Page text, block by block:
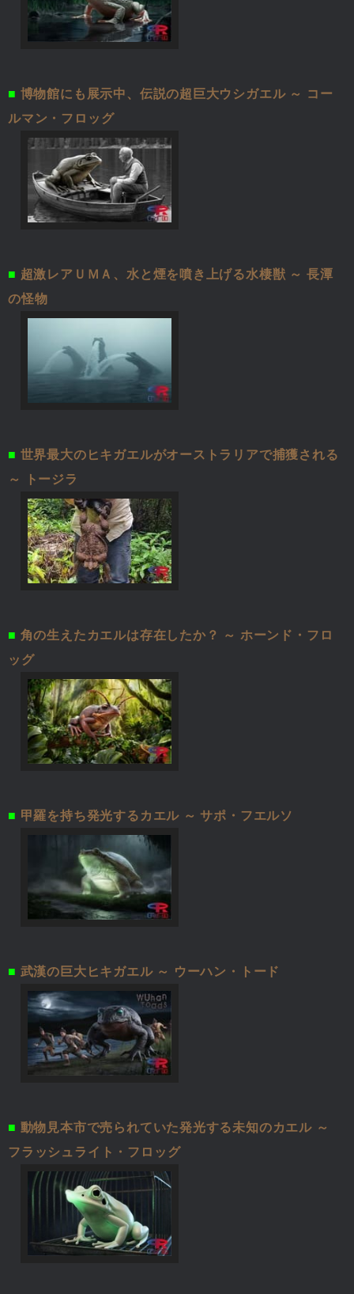
■ 博物館にも展示中、伝説の超巨大ウシガエル ～ コー
ルマン・フロッグ
■ 超激レアＵＭＡ、水と煙を噴き上げる水棲獣 ～ 長潭
の怪物
■ 世界最大のヒキガエルがオーストラリアで捕獲される
～ トージラ
■ 角の生えたカエルは存在したか？ ～ ホーンド・フロ
ッグ
■ 甲羅を持ち発光するカエル ～ サポ・フエルソ
■ 武漢の巨大ヒキガエル ～ ウーハン・トード
■ 動物見本市で売られていた発光する未知のカエル ～
フラッシュライト・フロッグ